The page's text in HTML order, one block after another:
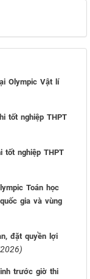
Olympic Vật lí
tốt nghiệp THPT
tốt nghiệp THPT
Toán học
gia và vùng
đặt quyền lợi
trước giờ thi